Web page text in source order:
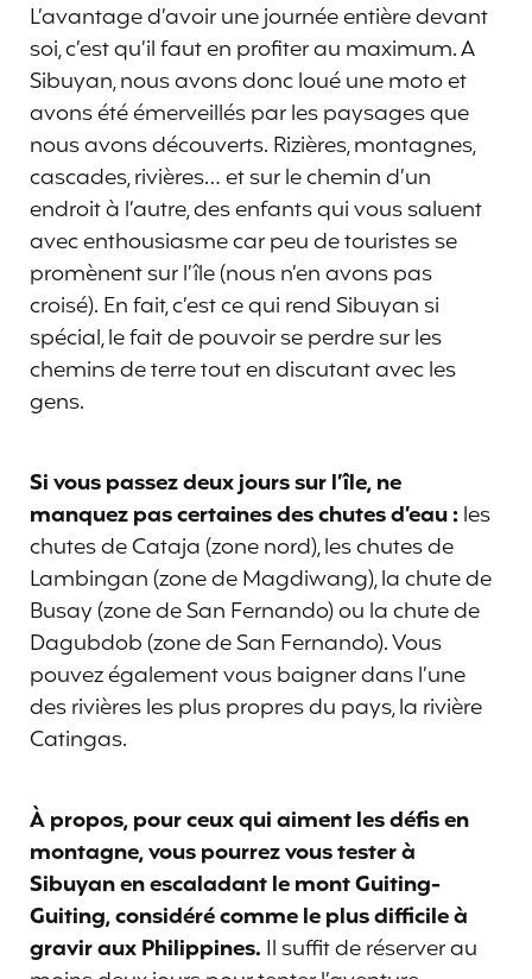
L’avantage d’avoir une journée entière devant
soi, c’est qu’il faut en profiter au maximum. A
Sibuyan, nous avons donc loué une moto et
avons été émerveillés par les paysages que
nous avons découverts. Rizières, montagnes,
cascades, rivières… et sur le chemin d’un
endroit à l’autre, des enfants qui vous saluent
avec enthousiasme car peu de touristes se
promènent sur l’île (nous n’en avons pas
croisé). En fait, c’est ce qui rend Sibuyan si
spécial, le fait de pouvoir se perdre sur les
chemins de terre tout en discutant avec les
gens.
Si vous passez deux jours sur l’île, ne
manquez pas certaines des chutes d’eau :les
chutes de Cataja (zone nord), les chutes de
Lambingan (zone de Magdiwang), la chute de
Busay (zone de San Fernando) ou la chute de
Dagubdob (zone de San Fernando). Vous
pouvez également vous baigner dans l’une
des rivières les plus propres du pays, la rivière
Catingas.
À propos, pour ceux qui aiment les défis en
montagne, vous pourrez vous tester à
Sibuyan en escaladant le mont Guiting-
Guiting, considéré comme le plus difficile à
gravir aux Philippines. Il suffit de réserver au